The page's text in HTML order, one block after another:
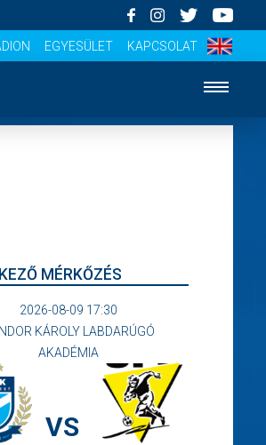
EGYESÜLET KAPCSOLAT
MÉRKŐZÉS
2026-08-09 17:30
KÁROLY LABDARÚGÓ
AKADÉMIA
VS